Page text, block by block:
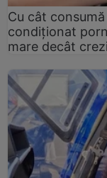
Cu cât
condiționat
mare decât crezi